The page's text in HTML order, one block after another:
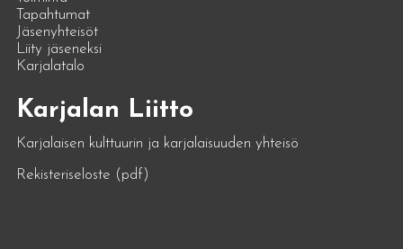
Tapahtumat
Jäsenyhteisöt
Liity jäseneksi
Karjalatalo
Karjalan Liitto
Karjalaisen kulttuurin ja karjalaisuuden yhteisö
Rekisteriseloste (pdf)